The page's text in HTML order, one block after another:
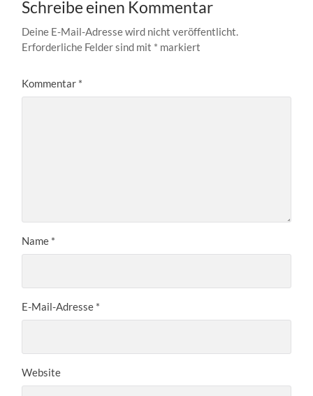
Schreibe einen Kommentar
Deine E-Mail-Adresse wird nicht veröffentlicht.
Erforderliche Felder sind mit * markiert
Kommentar *
Name *
E-Mail-Adresse *
Website